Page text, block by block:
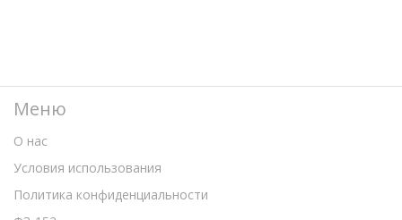
Меню
О нас
Условия использования
Политика конфиденциальности